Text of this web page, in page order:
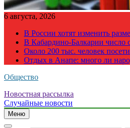
6 августа, 2026
В России хотят изменить
В Кабардино-Балкарии число
Около 200 тыс. человек
Отдых в Анапе: много ли
Общество
Новостная рассылка
Случайные новости
Меню